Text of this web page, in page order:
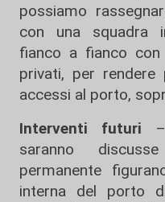
possiamo
con una squadra
fianco a fianco
privati, per
accessi al porto,
Interventi futuri
saranno
permanente
interna del porto